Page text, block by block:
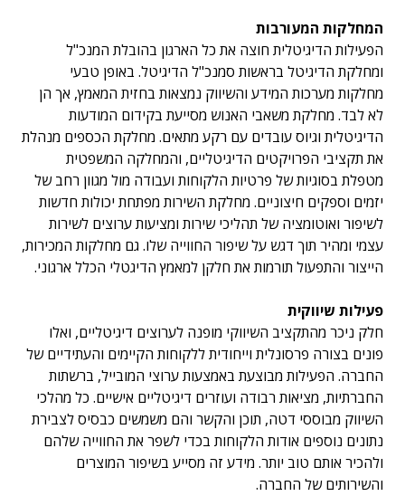
המחלקות המעורבות
הפעילות הדיגיטלית חוצה את כל הארגון בהובלת המנכ"ל
ומחלקת הדיגיטל בראשות סמנכ"ל הדיגיטל. באופן טבעי
מחלקות מערכות המידע והשיווק נמצאות בחזית המאמץ, אך הן
לא לבד. מחלקת משאבי האנוש מסייעת בקידום המודעות
הדיגיטלית וגיוס עובדים עם רקע מתאים. מחלקת הכספים מנהלת
את תקציבי הפרויקטים הדיגיטליים, והמחלקה המשפטית
מטפלת בסוגיות של פרטיות הלקוחות ועבודה מול מגוון רחב של
יזמים וספקים חיצוניים. מחלקת השירות מפתחת יכולות חדשות
לשיפור ואוטומציה של תהליכי שירות ומציעות ערוצים לשירות
עצמי ומהיר תוך דגש על שיפור החווייה שלו. גם מחלקות המכירות,
הייצור והתפעול תורמות את חלקן למאמץ הדיגטלי הכלל ארגוני.
פעילות שיווקית
חלק ניכר מהתקציב השיווקי מופנה לערוצים דיגיטליים, ואלו
פונים בצורה פרסונלית וייחודית ללקוחות הקיימים והעתידיים של
החברה. הפעילות מבוצעת באמצעות ערוצי המובייל, ברשתות
החברתיות, מציאות רבודה ועוזרים דיגיטליים אישיים. כל מהלכי
השיווק מבוססי דטה, תוכן והקשר והם משמשים כבסיס לצבירת
נתונים נוספים אודות הלקוחות בכדי לשפר את החווייה שלהם
ולהכיר אותם טוב יותר. מידע זה מסייע בשיפור המוצרים
והשירותים של החברה.